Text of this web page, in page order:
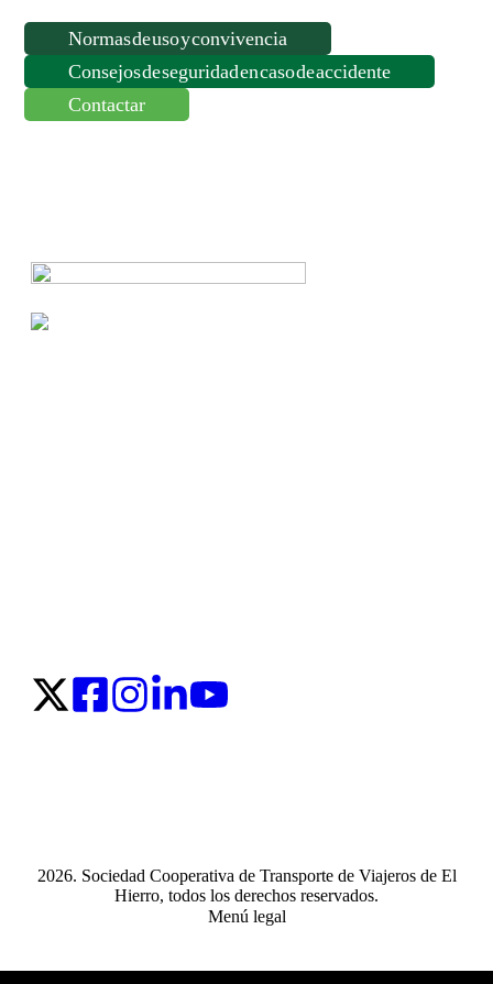
Normas de uso y convivencia
Consejos de seguridad en caso de accidente
Contactar
2026. Sociedad Cooperativa de Transporte de Viajeros de El
Hierro, todos los derechos reservados.
Menú legal